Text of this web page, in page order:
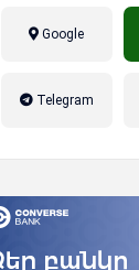
Google
Telegram